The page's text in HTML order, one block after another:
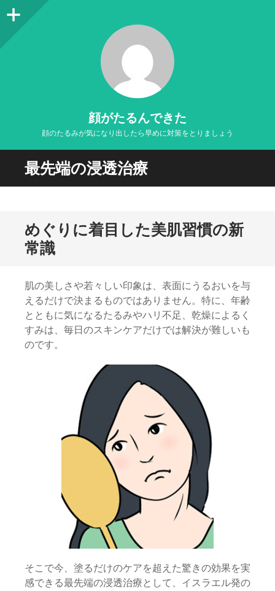
顔がたるんできた
顔のたるみが気になり出したら早めに対策をとりましょう
最先端の浸透治療
めぐりに着目した美肌習慣の新
常識
肌の美しさや若々しい印象は、表面にうるおいを与
えるだけで決まるものではありません。特に、年齢
とともに気になるたるみやハリ不足、乾燥によるく
すみは、毎日のスキンケアだけでは解決が難しいも
のです。
そこで今、塗るだけのケアを超えた驚きの効果を実
感できる最先端の浸透治療として、イスラエル発の